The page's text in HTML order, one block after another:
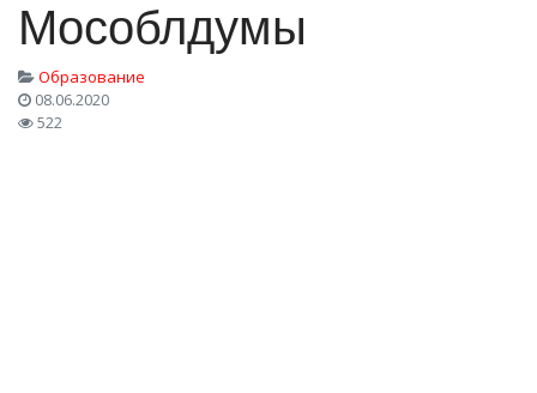
Мособлдумы
Образование
08.06.2020
522